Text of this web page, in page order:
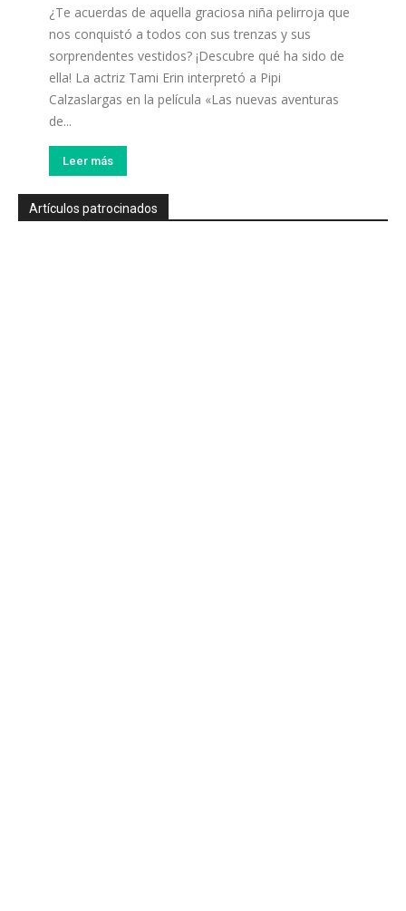
¿Te acuerdas de aquella graciosa niña pelirroja que
nos conquistó a todos con sus trenzas y sus
sorprendentes vestidos? ¡Descubre qué ha sido de
ella! La actriz Tami Erin interpretó a Pipi
Calzaslargas en la película «Las nuevas aventuras
de...
Leer más
Artículos patrocinados